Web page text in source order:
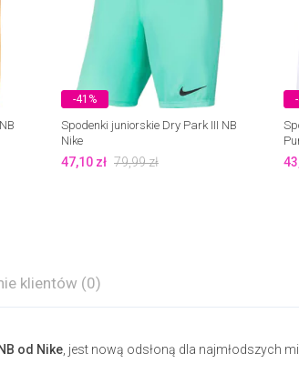
-41%
Spodenki juniorskie Dry Park III NB
Nike
47,10 zł 79,99zł
klientów (0)
od Nike , jest nową odsłoną dla najmłodszych